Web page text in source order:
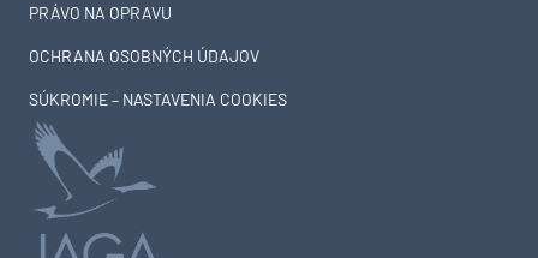
PRÁVO NA OPRAVU
OCHRANA OSOBNÝCH ÚDAJOV
SÚKROMIE – NASTAVENIA COOKIES